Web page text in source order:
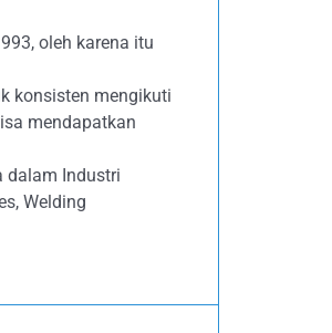
oleh karena itu
konsisten mengikuti
mendapatkan
dalam Industri
Welding